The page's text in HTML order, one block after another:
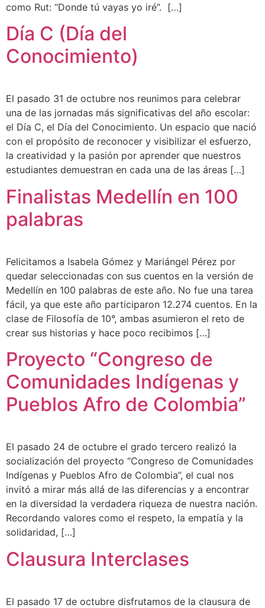
como Rut: “Donde tú vayas yo iré”. […]
Día C (Día del
Conocimiento)
El pasado 31 de octubre nos reunimos para celebrar
una de las jornadas más significativas del año escolar:
el Día C, el Día del Conocimiento. Un espacio que nació
con el propósito de reconocer y visibilizar el esfuerzo,
la creatividad y la pasión por aprender que nuestros
estudiantes demuestran en cada una de las áreas […]
Finalistas Medellín en 100
palabras
Felicitamos a Isabela Gómez y Mariángel Pérez por
quedar seleccionadas con sus cuentos en la versión de
Medellín en 100 palabras de este año. No fue una tarea
fácil, ya que este año participaron 12.274 cuentos. En la
clase de Filosofía de 10°, ambas asumieron el reto de
crear sus historias y hace poco recibimos […]
Proyecto “Congreso de
Comunidades Indígenas y
Pueblos Afro de Colombia”
El pasado 24 de octubre el grado tercero realizó la
socialización del proyecto “Congreso de Comunidades
Indígenas y Pueblos Afro de Colombia”, el cual nos
invitó a mirar más allá de las diferencias y a encontrar
en la diversidad la verdadera riqueza de nuestra nación.
Recordando valores como el respeto, la empatía y la
solidaridad, […]
Clausura Interclases
El pasado 17 de octubre disfrutamos de la clausura de